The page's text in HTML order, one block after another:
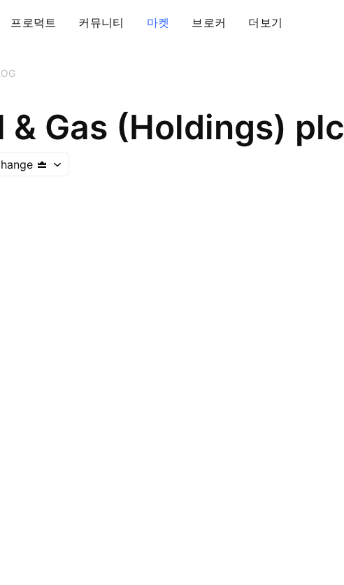
프로덕트 커뮤니티 마켓 브로커 더보기
& Gas (Holdings) plc